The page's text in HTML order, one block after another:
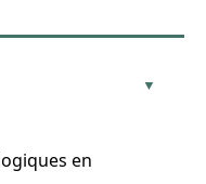
en